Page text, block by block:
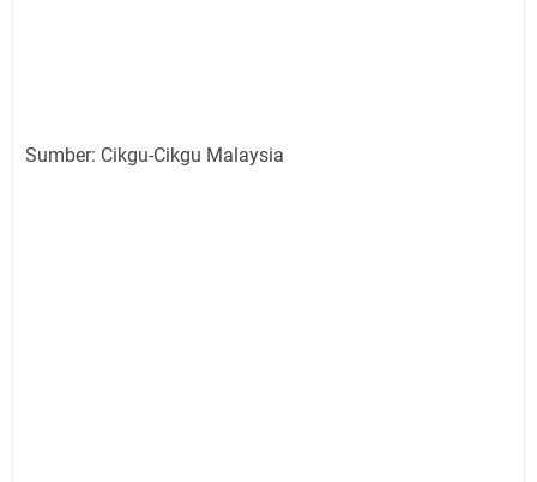
Sumber: Cikgu-Cikgu Malaysia